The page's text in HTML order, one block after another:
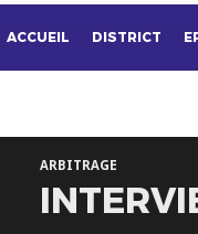
ACCUEIL DISTRICT
ARBITRAGE